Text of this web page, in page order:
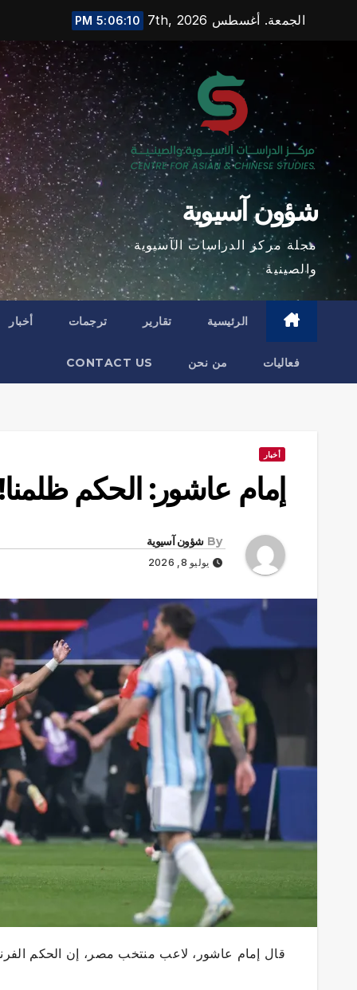
content
الجمعة. أغسطس 7th, 2026 5:06:11 PM
شؤون آسيوية
مجلة مركز الدراسات الآسيوية
والصينية
الرئيسية تقارير ترجمات أخبار
فعاليات من نحن CONTACT US
أخبار
إمام عاشور: الحكم ظلمنا!
By شؤون آسيوية
يوليو 8, 2026
قال إمام عاشور، لاعب منتخب مصر، إن الحكم